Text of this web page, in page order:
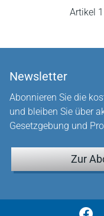
Artikel
Newsletter
Abonnieren Sie die
und bleiben Sie über
Gesetzgebung und
Zur